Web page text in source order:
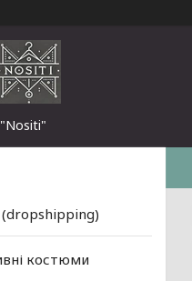
костюми